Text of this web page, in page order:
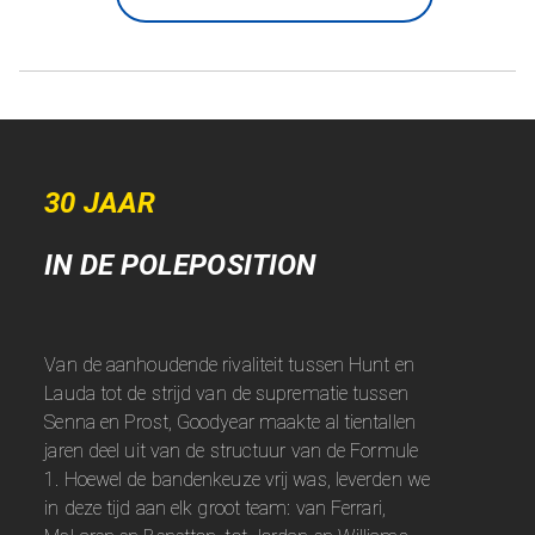
30 JAAR
IN DE POLEPOSITION
Van de aanhoudende rivaliteit tussen Hunt en
Lauda tot de strijd van de suprematie tussen
Senna en Prost, Goodyear maakte al tientallen
jaren deel uit van de structuur van de Formule
1. Hoewel de bandenkeuze vrij was, leverden we
in deze tijd aan elk groot team: van Ferrari,